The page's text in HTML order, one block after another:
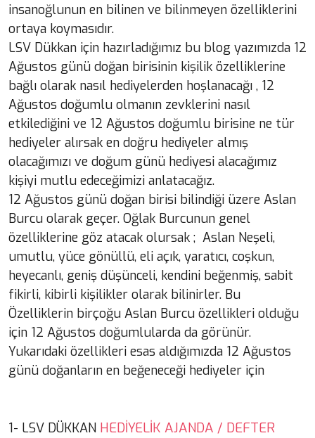
insanoğlunun en bilinen ve bilinmeyen özelliklerini
ortaya koymasıdır.
LSV Dükkan için hazırladığımız bu blog yazımızda 12
Ağustos günü doğan birisinin kişilik özelliklerine
bağlı olarak nasıl hediyelerden hoşlanacağı , 12
Ağustos doğumlu olmanın zevklerini nasıl
etkilediğini ve 12 Ağustos doğumlu birisine ne tür
hediyeler alırsak en doğru hediyeler almış
olacağımızı ve doğum günü hediyesi alacağımız
kişiyi mutlu edeceğimizi anlatacağız.
12 Ağustos günü doğan birisi bilindiği üzere Aslan
Burcu olarak geçer. Oğlak Burcunun genel
özelliklerine göz atacak olursak ; Aslan Neşeli,
umutlu, yüce gönüllü, eli açık, yaratıcı, coşkun,
heyecanlı, geniş düşünceli, kendini beğenmiş, sabit
fikirli, kibirli kişilikler olarak bilinirler. Bu
Özelliklerin birçoğu Aslan Burcu özellikleri olduğu
için 12 Ağustos doğumlularda da görünür.
Yukarıdaki özellikleri esas aldığımızda 12 Ağustos
günü doğanların en beğeneceği hediyeler için
1- LSV DÜKKAN HEDİYELİK AJANDA / DEFTER